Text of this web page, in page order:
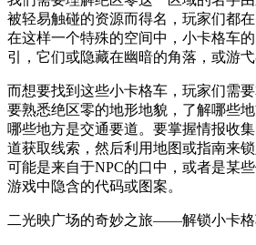
被轻易触碰的资源而得名，玩家们都在
在这样一个特殊的空间中，小卡格车
引，它们或隐藏在幽暗的角落，或游弋
而想要找到这些小卡格车，玩家们需要
要熟悉绝区零的地形地貌，了解哪些
哪些地方是交通要道。要掌握情报收
道获取线索，然后利用地图或指南来
可能是来自于NPC的口中，或者是某
游戏中隐含的代码或图案。
二光映广场的奇妙之旅——解锁小卡格